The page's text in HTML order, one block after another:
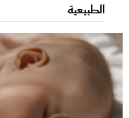
الطبيعية